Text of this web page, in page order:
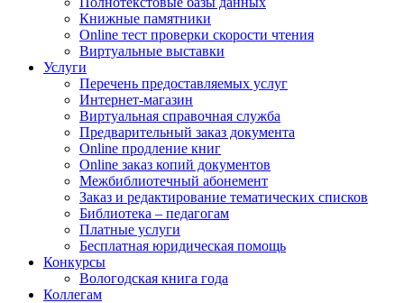
Книжные памятники
Online тест проверки скорости чтения
Виртуальные выставки
Услуги
Перечень предоставляемых услуг
Интернет-магазин
Виртуальная справочная служба
Предварительный заказ документа
Online продление книг
Online заказ копий документов
Межбиблиотечный абонемент
Заказ и редактирование тематических списков
Библиотека – педагогам
Платные услуги
Бесплатная юридическая помощь
Конкурсы
Вологодская книга года
Коллегам